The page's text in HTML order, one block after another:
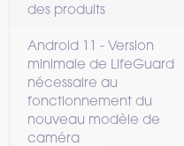
des produits
Android 11 - Version
minimale de LifeGuard
nécessaire au
fonctionnement du
nouveau modèle de
caméra